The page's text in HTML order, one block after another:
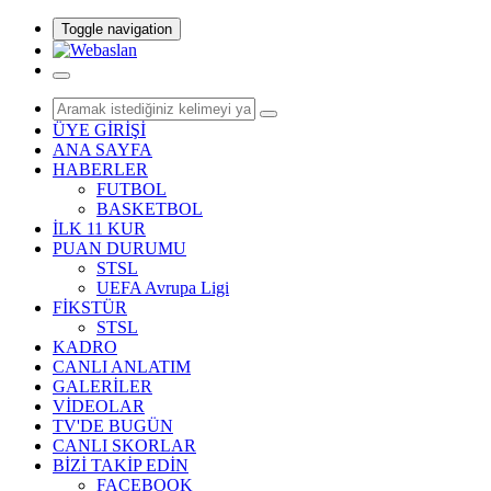
Toggle navigation
ÜYE GİRİŞİ
ANA SAYFA
HABERLER
FUTBOL
BASKETBOL
İLK 11 KUR
PUAN DURUMU
STSL
UEFA Avrupa Ligi
FİKSTÜR
STSL
KADRO
CANLI ANLATIM
GALERİLER
VİDEOLAR
TV'DE BUGÜN
CANLI SKORLAR
BİZİ TAKİP EDİN
FACEBOOK